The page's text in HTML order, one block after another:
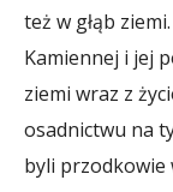
też w głąb
Kamiennej i jej
ziemi wraz z
osadnictwu na
byli przodkowie